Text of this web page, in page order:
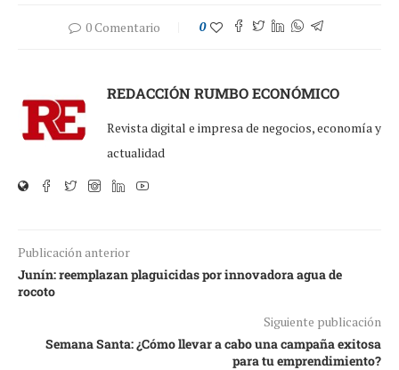
0 Comentario 0
REDACCIÓN RUMBO ECONÓMICO
Revista digital e impresa de negocios, economía y
actualidad
Publicación anterior
Junín: reemplazan plaguicidas por innovadora agua de
rocoto
Siguiente publicación
Semana Santa: ¿Cómo llevar a cabo una campaña exitosa
para tu emprendimiento?